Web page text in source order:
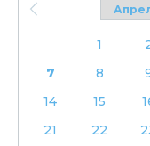
1
7
8
14
15
21
22